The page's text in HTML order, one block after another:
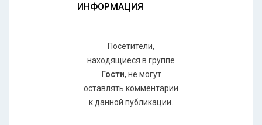
ИНФОРМАЦИЯ
Посетители,
находящиеся в группе
Гости, не могут
оставлять комментарии
к данной публикации.